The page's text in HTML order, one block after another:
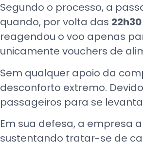
Segundo o processo, a
quando, por volta das
reagendou o voo apenas
unicamente vouchers de
Sem qualquer apoio da
desconforto extremo.
passageiros para se
Em sua defesa, a empresa
sustentando tratar-se de